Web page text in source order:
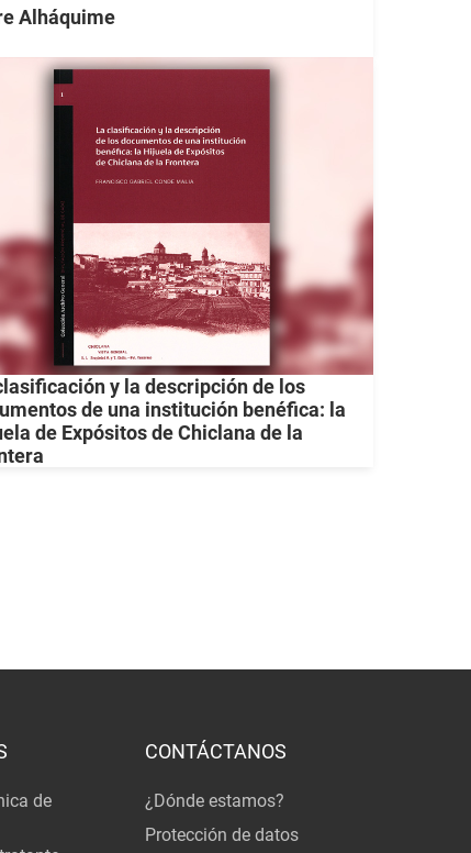
Alháquime
y la descripción de los
de una institución benéfica: la
de Expósitos de Chiclana de la
de
CONTÁCTANOS
¿Dónde estamos?
Protección de datos